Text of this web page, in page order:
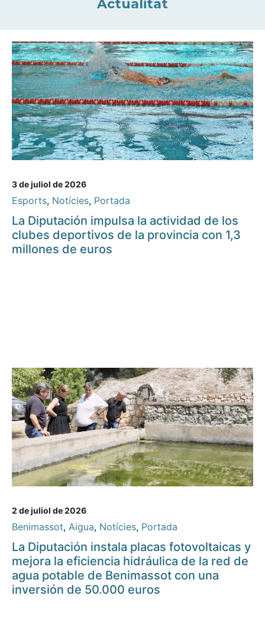
Actualitat
3 de juliol de 2026
Esports, Notícies, Portada
La Diputación impulsa la actividad de los
clubes deportivos de la provincia con 1,3
millones de euros
2 de juliol de 2026
Benimassot, Aigua, Notícies, Portada
La Diputación instala placas fotovoltaicas y
mejora la eficiencia hidráulica de la red de
agua potable de Benimassot con una
inversión de 50.000 euros